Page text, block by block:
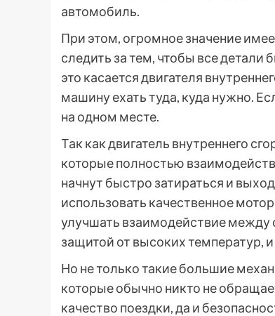
автомобиль.
При этом, огромное значение
следить за тем, чтобы все детали
это касается двигателя
машину ехать туда, куда нужно.
на одном месте.
Так как двигатель внутреннего
которые полностью
начнут быстро затираться и
использовать качественное
улучшать взаимодействие между
защитой от высоких температур,
Но не только такие большие
которые обычно никто не
качество поездки, да и